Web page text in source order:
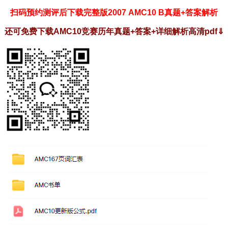
扫码预约测评后下载完整版2007 AMC10 B真题+答案解析
还可免费下载AMC10竞赛历年真题+答案+详细解析高清pdf⇓